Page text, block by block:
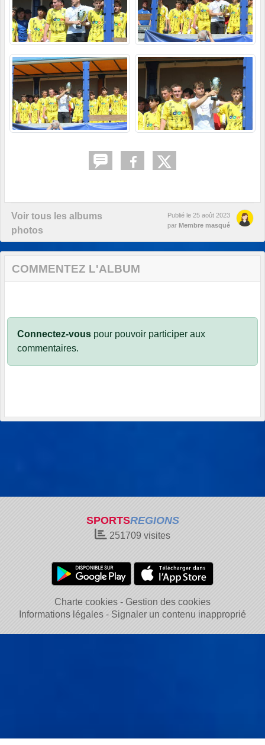
Voir tous les albums
photos
Publié le 25 août 2023
par Membre masqué
COMMENTEZ L'ALBUM
Connectez-vous pour pouvoir participer aux
commentaires.
SPORTSREGIONS
251709 visites
Charte cookies
Gestion des cookies
Informations légales
Signaler un contenu inapproprié